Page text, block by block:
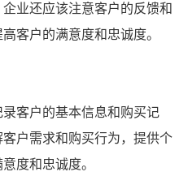
业还应该注意客户的反馈和
客户的满意度和忠诚度。
客户的基本信息和购买记
户需求和购买行为，提供个
度和忠诚度。